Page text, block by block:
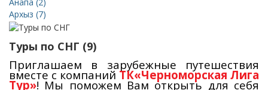
вид отдыха!
соотношение цена и качество, а также
акции, горящие туры
Приобрести наши туры Вы можете в нашем
офисе в Севастополе
Архыз (7)
Туры по СНГ (9)
Приглашаем в зарубежные путешествия
вместе с компаний ТК«Черноморская Лига
Тур»! Мы поможем Вам открыть для себя